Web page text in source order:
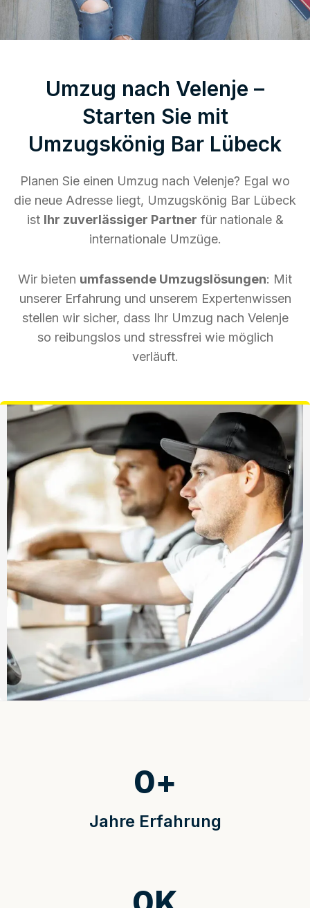
Umzug nach Velenje –
Starten Sie mit
Umzugskönig Bar Lübeck
Planen Sie einen Umzug nach Velenje? Egal wo
die neue Adresse liegt, Umzugskönig Bar Lübeck
ist Ihr zuverlässiger Partner für nationale &
internationale Umzüge.
Wir bieten umfassende Umzugslösungen: Mit
unserer Erfahrung und unserem Expertenwissen
stellen wir sicher, dass Ihr Umzug nach Velenje
so reibungslos und stressfrei wie möglich
verläuft.
Jahre Erfahrung
0+